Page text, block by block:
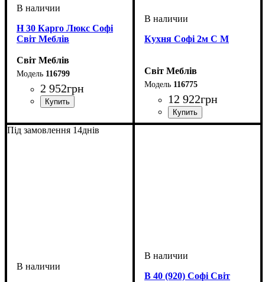
Н 30 Карго Люкс Софі
Світ Меблів
Світ Меблів
116799
2 952грн
Кухня Софі 2м С М
Світ Меблів
116775
12 922грн
ширина, мм: 2000
высота, мм: н 820 в920
глубина, мм: 600
Під замовлення 14днів
В 40 (920) Софі Світ